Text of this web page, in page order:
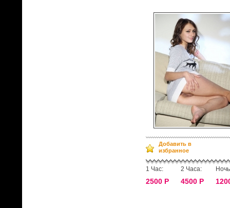
Добавить в
избранное
1 Час:
2500 Р
2 Часа:
4500 Р